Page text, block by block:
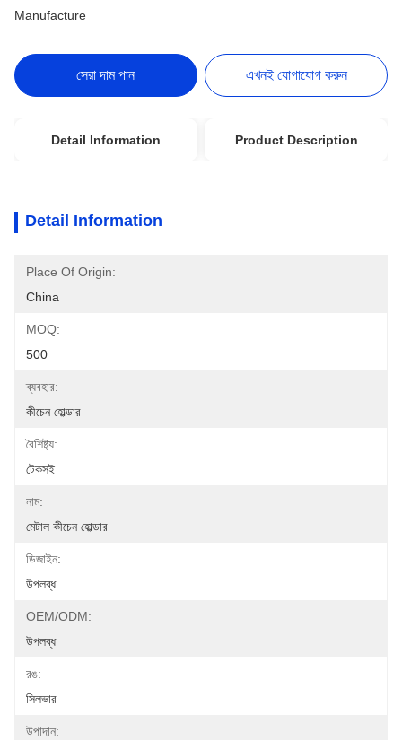
Manufacture
সেরা দাম পান এখনই যোগাযোগ করুন
Detail Information Product Description
Detail Information
Place Of Origin:
China
MOQ:
500
ব্যবহার:
কীচেন হোল্ডার
বৈশিষ্ট্য:
টেকসই
নাম:
মেটাল কীচেন হোল্ডার
ডিজাইন:
উপলব্ধ
OEM/ODM:
উপলব্ধ
রঙ:
সিলভার
উপাদান: